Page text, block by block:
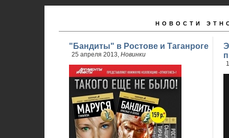
НОВОСТИ
"Бандиты" в Ростове и Таганроге
25 апреля 2013, Новинки